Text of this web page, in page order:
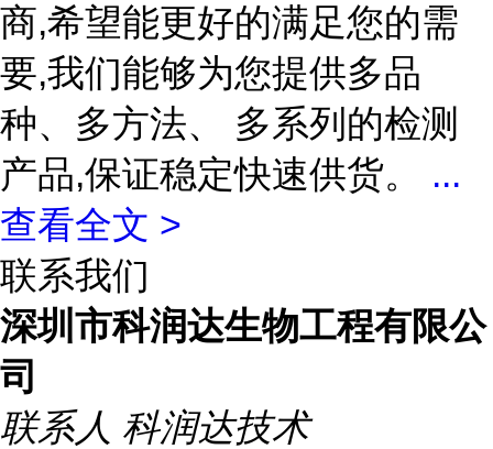
商,希望能更好的满足您的需
要,我们能够为您提供多品
种、多方法、 多系列的检测
产品,保证稳定快速供货。 ...
查看全文 >
联系我们
深圳市科润达生物工程有限公
司
联系人 科润达技术